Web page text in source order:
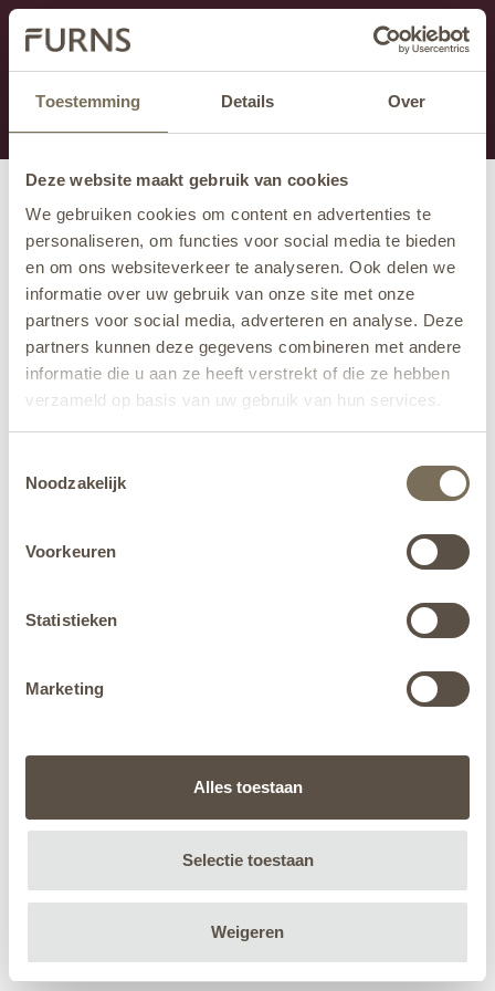
Toestemming Details Over
Deze website maakt gebruik van cookies
We gebruiken cookies om content en advertenties te
personaliseren, om functies voor social media te bieden
en om ons websiteverkeer te analyseren. Ook delen we
informatie over uw gebruik van onze site met onze
partners voor social media, adverteren en analyse. Deze
partners kunnen deze gegevens combineren met andere
informatie die u aan ze heeft verstrekt of die ze hebben
verzameld op basis van uw gebruik van hun services.
jehier.
Noodzakelijk
Voorkeuren
Statistieken
Marketing
Alles toestaan
Selectie toestaan
Weigeren
Cette section est actuellement en maintenance.
Si vous manquez des informations, vous pouvez nous
appeler au +31 413 395 295 ou nous envoyer un e-